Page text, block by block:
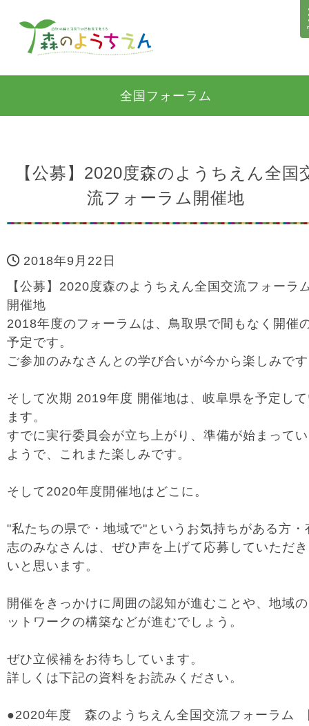
全国フォーラム
【公募】2020度森のようちえん全国
流フォーラム開催地
2018年9月22日
【公募】2020度森のようちえん全国交流フォーラ
開催地
2018年度のフォーラムは、鳥取県で間もなく開催
予定です。
ご参加のみなさんとの学び合いが今から楽しみで
そして次期 2019年度 開催地は、岐阜県を予定し
ます。
すでに実行委員会が立ち上がり、準備が始まって
ようで、これまた楽しみです。
そして2020年度開催地はどこに。
"私たちの県で・地域で"というお気持ちがある方・
志のみなさんは、ぜひ声を上げて応募していただ
いと思います。
開催をきっかけに周囲の認知が進むことや、地域
ットワークの構築などが進むでしょう。
ぜひ立候補をお待ちしています。
詳しくは下記の資料をお読みください。
●2020年度 森のようちえん全国交流フォーラム